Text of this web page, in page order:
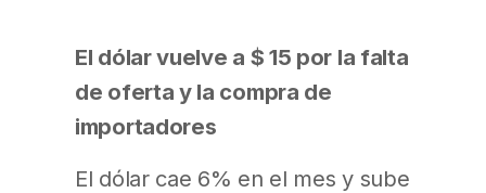
El dólar vuelve a $ 15 por la falta
de oferta y la compra de
importadores
El dólar cae 6% en el mes y sube